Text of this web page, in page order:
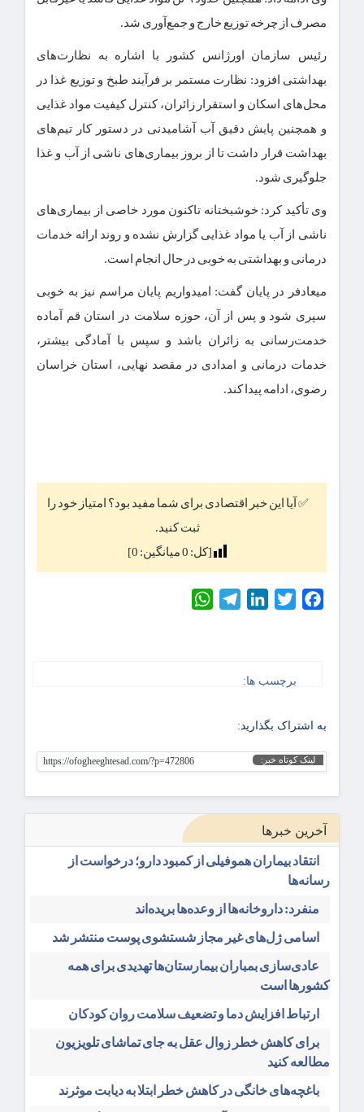
مصرف از چرخه توزیع خارج و جمع‌آوری شد.
رئیس سازمان اورژانس کشور با اشاره به نظارت‌های
بهداشتی افزود: نظارت مستمر بر فرآیند طبخ و توزیع غذا در
محل‌های اسکان و استقرار زائران، کنترل کیفیت مواد غذایی
و همچنین پایش دقیق آب آشامیدنی در دستور کار تیم‌های
بهداشت قرار داشت تا از بروز بیماری‌های ناشی از آب و غذا
جلوگیری شود.
وی تأکید کرد: خوشبختانه تاکنون مورد خاصی از بیماری‌های
ناشی از آب یا مواد غذایی گزارش نشده و روند ارائه خدمات
درمانی و بهداشتی به خوبی در حال انجام است.
میعادفر در پایان گفت: امیدواریم پایان مراسم نیز به خوبی
سپری شود و پس از آن، حوزه سلامت در استان قم آماده
خدمت‌رسانی به زائران باشد و سپس با آمادگی بیشتر،
خدمات درمانی و امدادی در مقصد نهایی، استان خراسان
رضوی، ادامه پیدا کند.
✅ آیا این خبر اقتصادی برای شما مفید بود؟ امتیاز خود را
ثبت کنید.
[کل: 0میانگین: 0
]
Facebook
Twitter
LinkedIn
Telegram
برچسب ها:
به اشتراک بگذارید:
لینک کوتاه خبر: https://ofogheeghtesad.com/?p=472806
آخرین خبرها
انتقاد بیماران هموفیلی از کمبود دارو؛ درخواست از
رسانه‌ها
منفرد: داروخانه‌ها از وعده‌ها بریده‌اند
اسامی ژل‌های غیر مجاز شستشوی پوست منتشر شد
عادی‌سازی بمباران بیمارستان‌ها تهدیدی برای همه
کشورها است
ارتباط افزایش دما و تضعیف سلامت روان کودکان
برای کاهش خطر زوال عقل به جای تماشای تلویزیون
مطالعه کنید
باغچه‌های خانگی در کاهش خطر ابتلا به دیابت موثرند